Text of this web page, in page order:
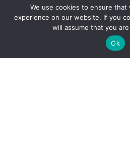
We use cookies to ensure
experience on our website. If you
will assume that you
Ok